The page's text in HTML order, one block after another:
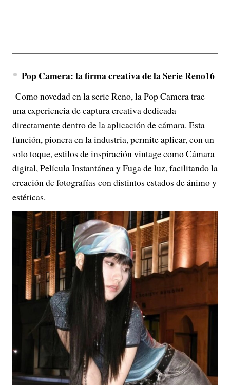
Pop Camera: la firma creativa de la Serie Reno16
Como novedad en la serie Reno, la Pop Camera trae
una experiencia de captura creativa dedicada
directamente dentro de la aplicación de cámara. Esta
función, pionera en la industria, permite aplicar, con un
solo toque, estilos de inspiración vintage como Cámara
digital, Película Instantánea y Fuga de luz, facilitando la
creación de fotografías con distintos estados de ánimo y
estéticas.